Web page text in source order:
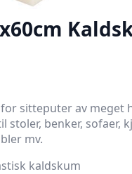
sitteputer av meget
stoler, benker, sofaer,
mv.
kaldskum